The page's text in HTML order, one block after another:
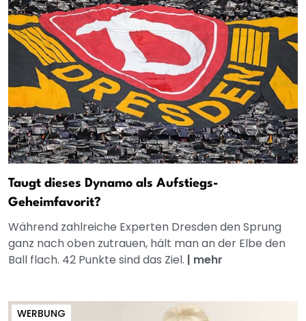
Taugt dieses Dynamo als Aufstiegs-
Geheimfavorit?
Während zahlreiche Experten Dresden den Sprung
ganz nach oben zutrauen, hält man an der Elbe den
Ball flach. 42 Punkte sind das Ziel. | mehr
WERBUNG